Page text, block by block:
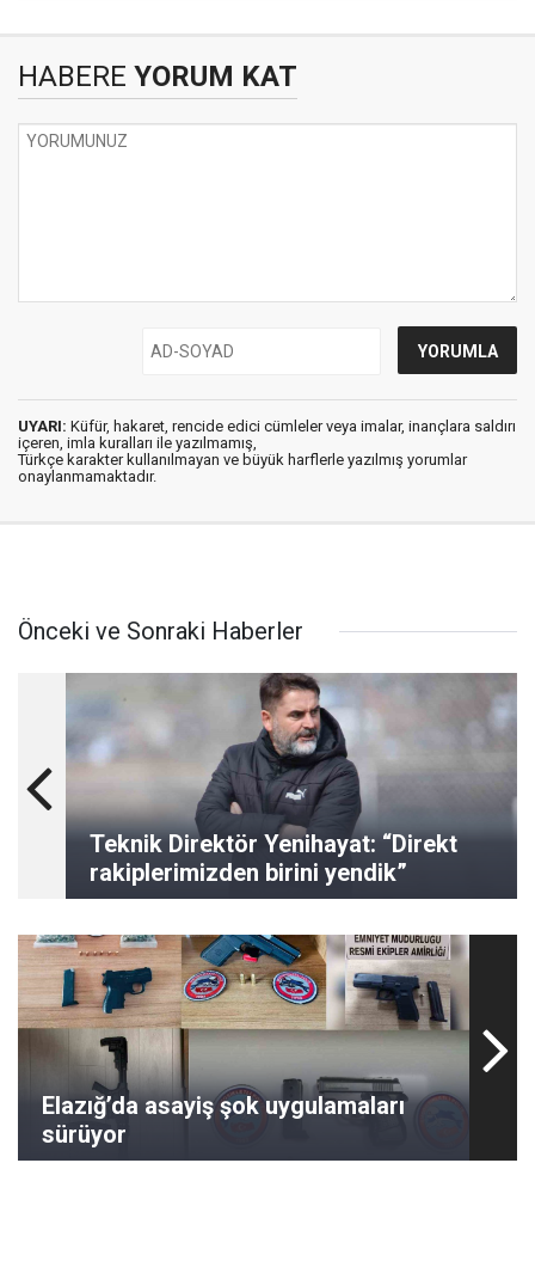
HABERE YORUM KAT
UYARI: Küfür, hakaret, rencide edici cümleler veya imalar, inançlara saldırı
içeren, imla kuralları ile yazılmamış,
Türkçe karakter kullanılmayan ve büyük harflerle yazılmış yorumlar
onaylanmamaktadır.
Önceki ve Sonraki Haberler
Teknik Direktör Yenihayat: “Direkt
rakiplerimizden birini yendik”
Elazığ’da asayiş şok uygulamaları
sürüyor